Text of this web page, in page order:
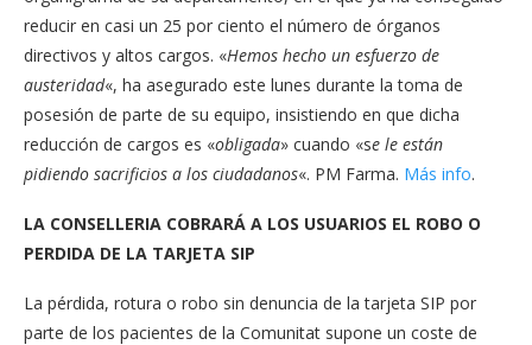
reducir en casi un 25 por ciento el número de órganos
directivos y altos cargos. «Hemos hecho un esfuerzo de
austeridad«, ha asegurado este lunes durante la toma de
posesión de parte de su equipo, insistiendo en que dicha
reducción de cargos es «obligada» cuando «se le están
pidiendo sacrificios a los ciudadanos«. PM Farma. Más info.
LA CONSELLERIA COBRARÁ A LOS USUARIOS EL ROBO O
PERDIDA DE LA TARJETA SIP
La pérdida, rotura o robo sin denuncia de la tarjeta SIP por
parte de los pacientes de la Comunitat supone un coste de